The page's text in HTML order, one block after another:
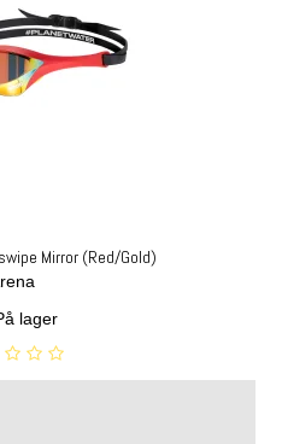
Mirror (Red/Gold)
lager